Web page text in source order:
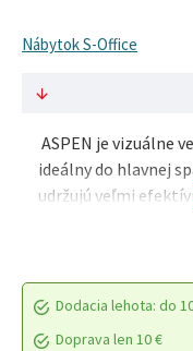
Nábytok S-Office
ASPEN je vizuálne
ideálny do hlavnej
udržujú veľmi
Dodacia lehota: do
Doprava len 10 €